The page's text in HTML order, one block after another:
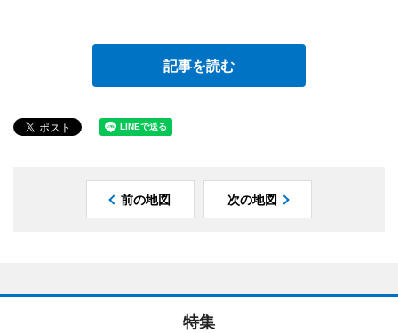
記事を読む
前の地図 次の地図
特集